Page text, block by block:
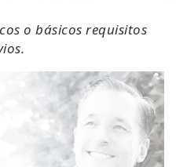
o básicos requisitos